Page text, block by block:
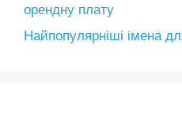
орендну плату
Найпопулярніші імена